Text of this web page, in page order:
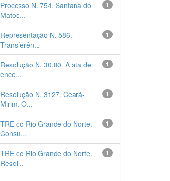
1
Processo N. 754. Santana do
Matos...
1
Representação N. 586.
Transferên...
1
Resolução N. 30.80. A ata de
ence...
1
Resolução N. 3127. Ceará-
Mirim. O...
1
TRE do Rio Grande do Norte.
Consu...
1
TRE do Rio Grande do Norte.
Resol...